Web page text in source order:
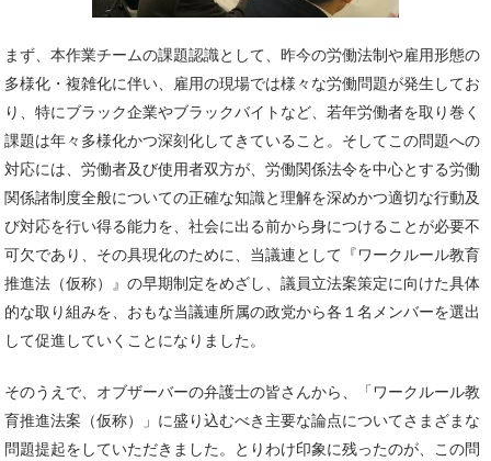
まず、本作業チームの課題認識として、昨今の労働法制や雇用形態の
多様化・複雑化に伴い、雇用の現場では様々な労働問題が発生してお
り、特にブラック企業やブラックバイトなど、若年労働者を取り巻く
課題は年々多様化かつ深刻化してきていること。そしてこの問題への
対応には、労働者及び使用者双方が、労働関係法令を中心とする労働
関係諸制度全般についての正確な知識と理解を深めかつ適切な行動及
び対応を行い得る能力を、社会に出る前から身につけることが必要不
可欠であり、その具現化のために、当議連として『ワークルール教育
推進法（仮称）』の早期制定をめざし、議員立法案策定に向けた具体
的な取り組みを、おもな当議連所属の政党から各１名メンバーを選出
して促進していくことになりました。
そのうえで、オブザーバーの弁護士の皆さんから、「ワークルール教
育推進法案（仮称）」に盛り込むべき主要な論点についてさまざまな
問題提起をしていただきました。とりわけ印象に残ったのが、この問